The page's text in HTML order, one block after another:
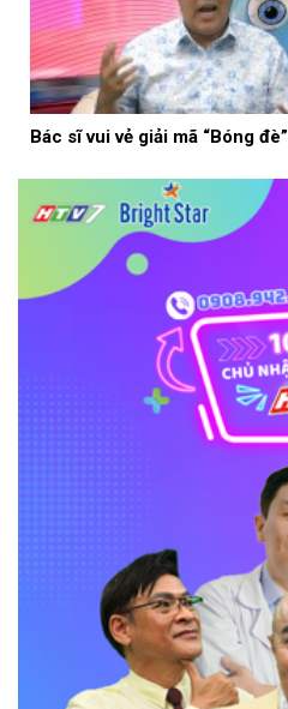
Bác sĩ vui vẻ giải mã “Bóng đè”